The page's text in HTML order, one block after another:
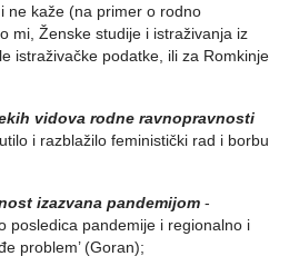
ne kaže (na primer o rodno
mi, Ženske studije i istraživanja iz
istraživačke podatke, ili za Romkinje
vidova rodne ravnopravnosti
i razblažilo feministički rad i borbu
izazvana pandemijom -
posledica pandemije i regionalno i
problem’ (Goran);